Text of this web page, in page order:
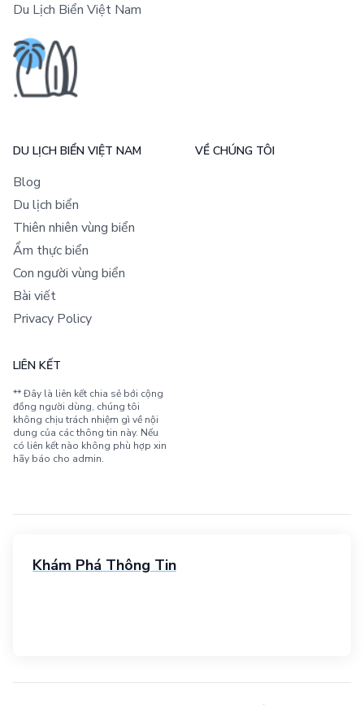
Du Lịch Biển Việt Nam
DU LỊCH BIỂN VIỆT NAM
Blog
Du lịch biển
Thiên nhiên vùng biển
Ẩm thực biển
Con người vùng biển
Bài viết
Privacy Policy
VỀ CHÚNG TÔI
LIÊN KẾT
** Đây là liên kết chia sẻ bới cộng
đồng người dùng, chúng tôi
không chịu trách nhiệm gì về nội
dung của các thông tin này. Nếu
có liên kết nào không phù hợp xin
hãy báo cho admin.
Khám Phá Thông Tin